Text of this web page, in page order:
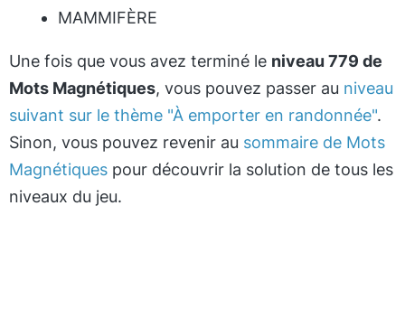
MAMMIFÈRE
Une fois que vous avez terminé le niveau 779 de
Mots Magnétiques, vous pouvez passer au niveau
suivant sur le thème "À emporter en randonnée".
Sinon, vous pouvez revenir au sommaire de Mots
Magnétiques pour découvrir la solution de tous les
niveaux du jeu.